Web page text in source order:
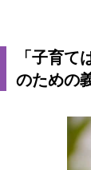
「子育
のための